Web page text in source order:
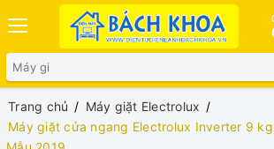
Trang chủ
Máy giặt Electrolux
Máy giặt cửa ngang Electrolux Inverter 9 kg